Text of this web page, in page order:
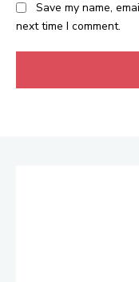
Save my name,
next time I comment.